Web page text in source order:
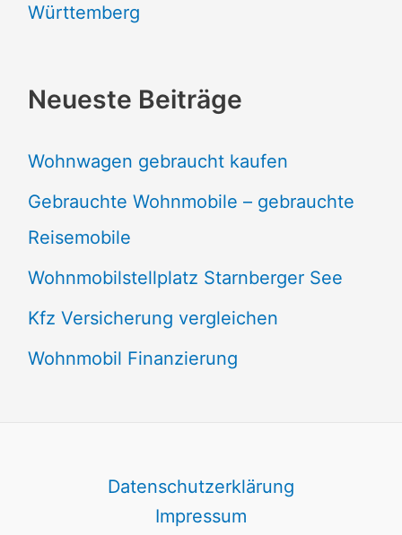
Württemberg
Neueste Beiträge
Wohnwagen gebraucht kaufen
Gebrauchte Wohnmobile – gebrauchte
Reisemobile
Wohnmobilstellplatz Starnberger See
Kfz Versicherung vergleichen
Wohnmobil Finanzierung
Datenschutzerklärung
Impressum